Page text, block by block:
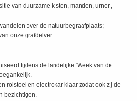
van duurzame kisten, manden, urnen,
over de natuurbegraafplaats;
onze grafdelver
tijdens de landelijke ‘Week van de
rolstoel en electrokar klaar zodat ook zij de
bezichtigen.